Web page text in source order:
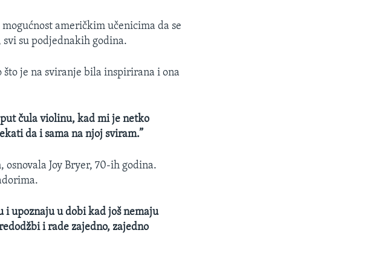
američkim učenicima da se
su podjednakih godina.
je na sviranje bila inspirirana i ona
put čula violinu, kad mi je netko
da i sama na njoj sviram.”
Joy Bryer, 70-ih godina.
i upoznaju u dobi kad još nemaju
i rade zajedno, zajedno